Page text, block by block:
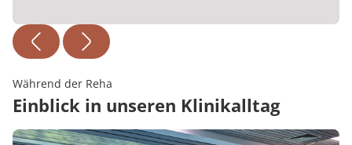
Während der Reha
Einblick in unseren Klinikalltag